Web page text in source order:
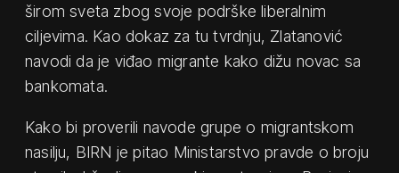
širom sveta zbog svoje podrške liberalnim
ciljevima. Kao dokaz za tu tvrdnju, Zlatanović
navodi da je viđao migrante kako dižu novac sa
bankomata.
Kako bi proverili navode grupe o migrantskom
nasilju, BIRN je pitao Ministarstvo pravde o broju